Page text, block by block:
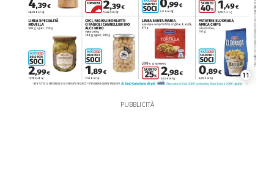
11
PUBBLICITÀ